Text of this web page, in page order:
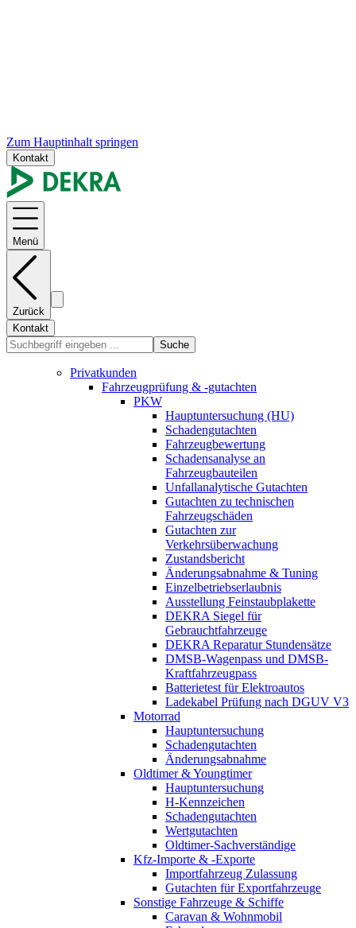
Zum Hauptinhalt springen
Kontakt
Menü
Zurück
Kontakt
Suche
Privatkunden
Fahrzeugprüfung & -gutachten
PKW
Hauptuntersuchung (HU)
Schadengutachten
Fahrzeugbewertung
Schadensanalyse an
Fahrzeugbauteilen
Unfallanalytische Gutachten
Gutachten zu technischen
Fahrzeugschäden
Gutachten zur
Verkehrsüberwachung
Zustandsbericht
Änderungsabnahme & Tuning
Einzelbetriebserlaubnis
Ausstellung Feinstaubplakette
DEKRA Siegel für
Gebrauchtfahrzeuge
DEKRA Reparatur Stundensätze
DMSB-Wagenpass und DMSB-
Kraftfahrzeugpass
Batterietest für Elektroautos
Ladekabel Prüfung nach DGUV V3
Motorrad
Hauptuntersuchung
Schadengutachten
Änderungsabnahme
Oldtimer & Youngtimer
Hauptuntersuchung
H-Kennzeichen
Schadengutachten
Wertgutachten
Oldtimer-Sachverständige
Kfz-Importe & -Exporte
Importfahrzeug Zulassung
Gutachten für Exportfahrzeuge
Sonstige Fahrzeuge & Schiffe
Caravan & Wohnmobil